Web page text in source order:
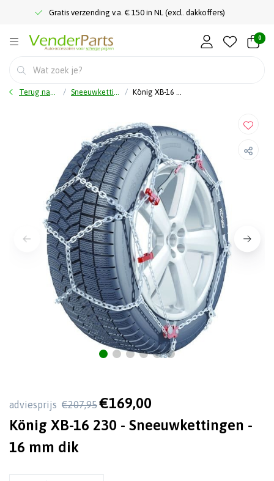
Gratis verzending v.a. € 150 in NL (excl. dakkoffers)
0
Terug naar home Sneeuwkettingen König XB-16 230 - Sneeuwkettingen - 16 mm dik
adviesprijs €207,95 €169,00
König XB-16 230 - Sneeuwkettingen -
16 mm dik